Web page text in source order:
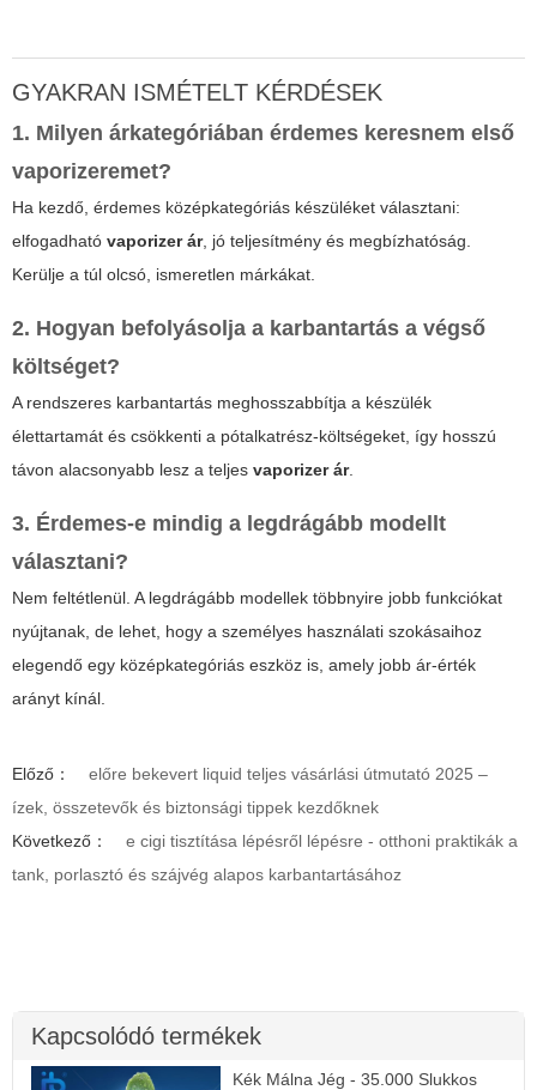
GYAKRAN ISMÉTELT KÉRDÉSEK
1. Milyen árkategóriában érdemes keresnem első
vaporizeremet?
Ha kezdő, érdemes középkategóriás készüléket választani:
elfogadható vaporizer ár, jó teljesítmény és megbízhatóság.
Kerülje a túl olcsó, ismeretlen márkákat.
2. Hogyan befolyásolja a karbantartás a végső
költséget?
A rendszeres karbantartás meghosszabbítja a készülék
élettartamát és csökkenti a pótalkatrész-költségeket, így hosszú
távon alacsonyabb lesz a teljes vaporizer ár.
3. Érdemes-e mindig a legdrágább modellt
választani?
Nem feltétlenül. A legdrágább modellek többnyire jobb funkciókat
nyújtanak, de lehet, hogy a személyes használati szokásaihoz
elegendő egy középkategóriás eszköz is, amely jobb ár-érték
arányt kínál.
Előző：
előre bekevert liquid teljes vásárlási útmutató 2025 –
ízek, összetevők és biztonsági tippek kezdőknek
Következő：
e cigi tisztítása lépésről lépésre - otthoni praktikák a
tank, porlasztó és szájvég alapos karbantartásához
Kapcsolódó termékek
Kék Málna Jég - 35.000 Slukkos